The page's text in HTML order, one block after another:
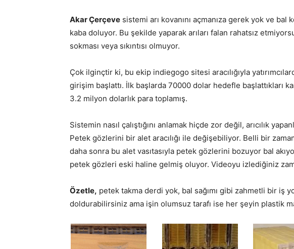
Akar Çerçeve sistemi arı kovanını açmanıza gerek yok ve
kaba doluyor. Bu şekilde yaparak arıları falan rahatsız
sokması veya sıkıntısı olmuyor.
Çok ilginçtir ki, bu ekip indiegogo sitesi aracılığıyla
girişim başlattı. İlk başlarda 70000 dolar hedefle başlattıkları
3.2 milyon dolarlık para toplamış.
Sistemin nasıl çalıştığını anlamak hiçde zor değil, arıcılık
Petek gözlerini bir alet aracılığı ile değişebiliyor. Belli bir
daha sonra bu alet vasıtasıyla petek gözlerini bozuyor bal
petek gözleri eski haline gelmiş oluyor. Videoyu izlediğiniz
Özetle, petek takma derdi yok, bal sağımı gibi zahmetli bir iş
doldurabilirsiniz ama işin olumsuz tarafı ise her şeyin plastik